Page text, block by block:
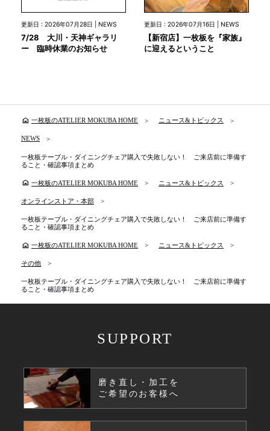
更新日 : 2026年07月28日 | NEWS
7/28 大川・天神ギャラリ
ー 臨時休業のお知らせ
更新日 : 2026年07月16日 | NEWS
【新宿店】一枚板を『家族』
に迎えるということ
home 一枚板のATELIER MOKUBA HOME ニュース&トピックス
NEWS
一枚板テーブル・ダイニングチェア購入で失敗しない！ ご来店前に準備す
ること・確認事項まとめ
home 一枚板のATELIER MOKUBA HOME ニュース&トピックス
オンラインストア・本部
一枚板テーブル・ダイニングチェア購入で失敗しない！ ご来店前に準備す
ること・確認事項まとめ
home 一枚板のATELIER MOKUBA HOME ニュース&トピックス
その他
一枚板テーブル・ダイニングチェア購入で失敗しない！ ご来店前に準備す
ること・確認事項まとめ
SUPPORT
磨き直し・加工を
ご希望のお客様へ